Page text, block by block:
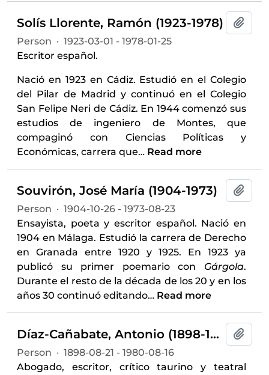
Solís Llorente, Ramón (1923-1978)
Person · 1923-03-01 - 1978-01-25
Escritor español.
Nació en 1923 en Cádiz. Estudió en el Colegio
del Pilar de Madrid y continuó en el Colegio
San Felipe Neri de Cádiz. En 1944 comenzó sus
estudios de ingeniero de Montes, que
compaginó con Ciencias Políticas y
Económicas, carrera que… Read more
Souvirón, José María (1904-1973)
Person · 1904-10-26 - 1973-08-23
Ensayista, poeta y escritor español. Nació en
1904 en Málaga. Estudió la carrera de Derecho
en Granada entre 1920 y 1925. En 1923 ya
publicó su primer poemario con Gárgola.
Durante el resto de la década de los 20 y en los
años 30 continuó editando… Read more
Díaz-Cañabate, Antonio (1898-1980)
Person · 1898-08-21 - 1980-08-16
Abogado, escritor, crítico taurino y teatral